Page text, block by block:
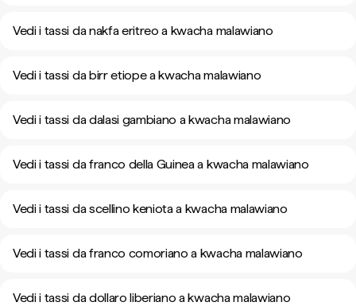
Vedi i tassi da nakfa eritreo a kwacha malawiano
Vedi i tassi da birr etiope a kwacha malawiano
Vedi i tassi da dalasi gambiano a kwacha malawiano
Vedi i tassi da franco della Guinea a kwacha malawiano
Vedi i tassi da scellino keniota a kwacha malawiano
Vedi i tassi da franco comoriano a kwacha malawiano
Vedi i tassi da dollaro liberiano a kwacha malawiano